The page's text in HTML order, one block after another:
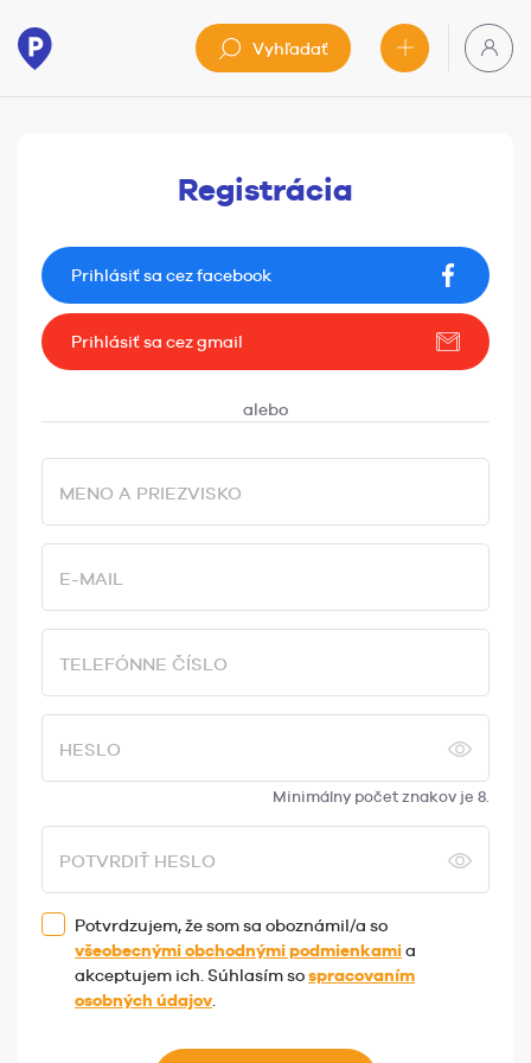
Vyhľadať
Registrácia
Prihlásiť sa cez facebook
Prihlásiť sa cez gmail
MENO A PRIEZVISKO
E-MAIL
TELEFÓNNE ČÍSLO
HESLO
Minimálny počet znakov je 8.
POTVRDIŤ HESLO
Potvrdzujem, že som sa oboznámil/a so
všeobecnými obchodnými podmienkamia
akceptujem ich. Súhlasím sospracovaním
osobných údajov